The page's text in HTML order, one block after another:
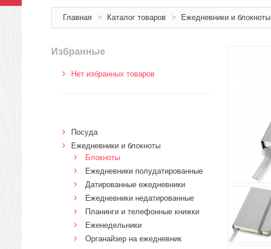
Главная > Каталог товаров > Ежедневники и блокноты
Избранные
Нет избранных товаров
Посуда
Ежедневники и блокноты
Блокноты
Ежедневники полудатированные
Датированные ежедневники
Ежедневники недатированные
Планинги и телефонные книжки
Еженедельники
Органайзер на ежедневник